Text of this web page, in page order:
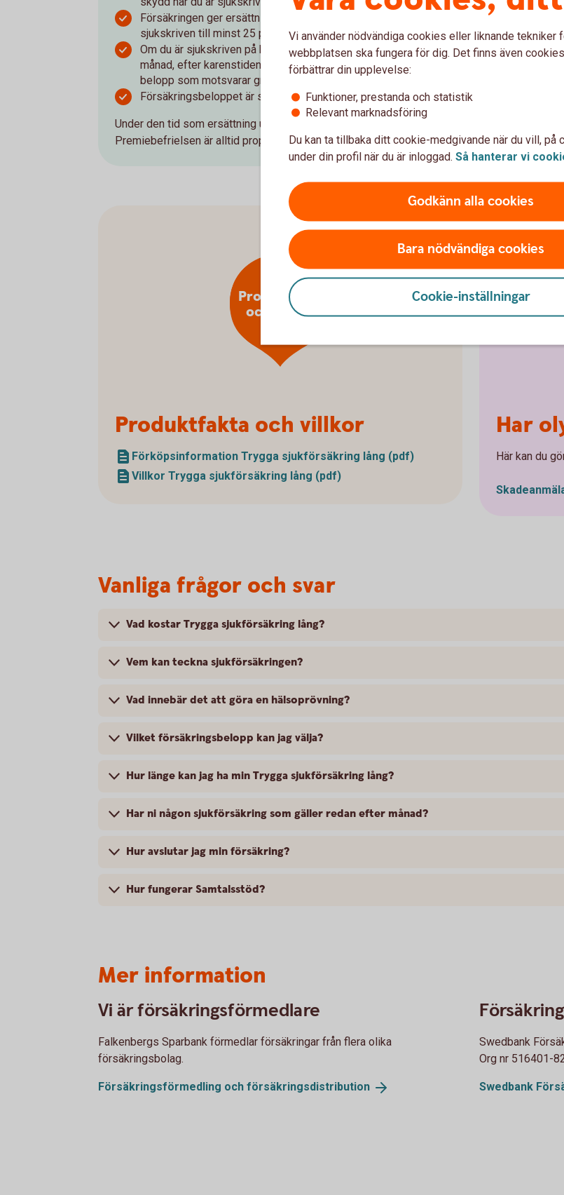
Försäkringen ger ersättning efter att du under 12 månader i följd har varit
sjukskriven till minst 25 procent på grund av sjukdom eller olycksfall.
Om du är sjukskriven på heltid får du hela försäkringsbeloppet utbetalat en gång per
månad, efter karenstiden. Är du deltidssjukskriven (minst 25 procent) får du ett
belopp som motsvarar graden av din sjukskrivning.
Försäkringsbeloppet är skattefritt och betalas ut månadsvis i efterskott.
Under den tid som ersättning utbetalas från försäkringen behöver du inte betala premien.
Premiebefrielsen är alltid proportionell mot sjukskrivningsgraden.
Produktfakta och villkor
Förköpsinformation Trygga sjuk­försäkring lång (pdf)
Villkor Trygga sjuk­försäkring lång (pdf)
Produktfakta
och villkor
Har
Här kan du
Vanliga frågor och svar
Vad kostar Trygga sjukförsäkring lång?
Vem kan teckna sjukförsäkringen?
Vad innebär det att göra en hälsoprövning?
Vilket försäkringsbelopp kan jag välja?
Hur länge kan jag ha min Trygga sjukförsäkring lång?
Har ni någon sjukförsäkring som gäller redan efter månad?
Hur avslutar jag min försäkring?
Hur fungerar Samtalsstöd?
Mer information
Vi är försäkringsförmedlare
Falkenbergs Sparbank förmedlar försäkringar från flera olika
försäkringsbolag.
Försäkringsförmedling och försäkringsdistribution
Swedbank
Org nr 516401-
Swedbank
Vi använder nödvändiga cookies eller liknande tekniker
webbplatsen ska fungera för dig. Det finns även
förbättrar din upplevelse:
Funktioner, prestanda och statistik
Relevant marknadsföring
Du kan ta tillbaka ditt cookie-medgivande när du vill, på
under din profil när du är inloggad. Så hanterar vi
Godkänn alla cookies
Bara nödvändiga cookies
Cookie-inställningar